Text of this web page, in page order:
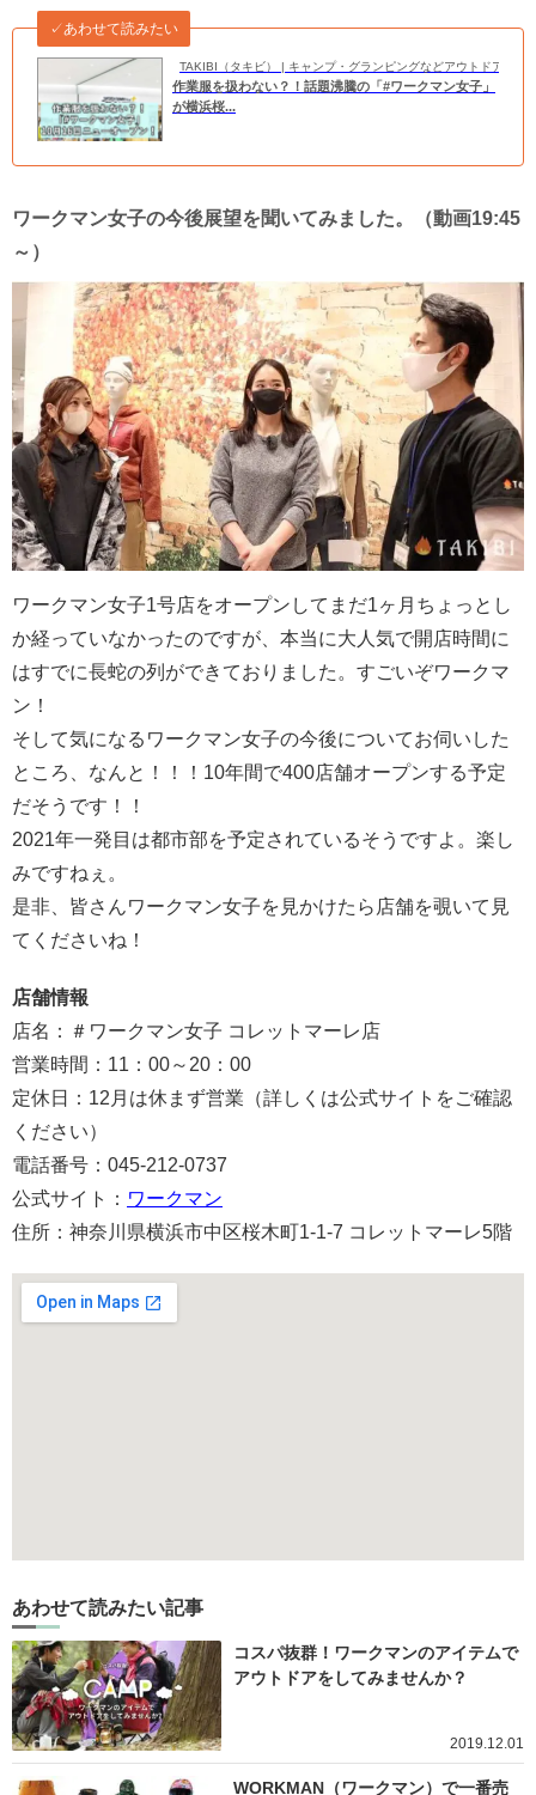
TAKIBI（タキビ） | キャンプ・グランピングなどアウトドアの総
✓あわせて読みたい
作業服を扱わない？！話題沸騰の「#ワークマン女子」
が横浜桜...
ワークマン女子の今後展望を聞いてみました。（動画19:45
～）
ワークマン女子1号店をオープンしてまだ1ヶ月ちょっとし
か経っていなかったのですが、本当に大人気で開店時間に
はすでに長蛇の列ができておりました。すごいぞワークマ
ン！
そして気になるワークマン女子の今後についてお伺いした
ところ、なんと！！！10年間で400店舗オープンする予定
だそうです！！
2021年一発目は都市部を予定されているそうですよ。楽し
みですねぇ。
是非、皆さんワークマン女子を見かけたら店舗を覗いて見
てくださいね！
店舗情報
店名：＃ワークマン女子 コレットマーレ店
営業時間：11：00～20：00
定休日：12月は休まず営業（詳しくは公式サイトをご確認
ください）
電話番号：045-212-0737
公式サイト： ワークマン
住所：神奈川県横浜市中区桜木町1-1-7 コレットマーレ5階
あわせて読みたい記事
コスパ抜群！ワークマンのアイテムで
アウトドアをしてみませんか？
2019.12.01
WORKMAN（ワークマン）で一番売